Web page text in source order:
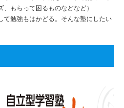
もらって困るものなどなど）
て勉強もはかどる。そんな塾にしたい